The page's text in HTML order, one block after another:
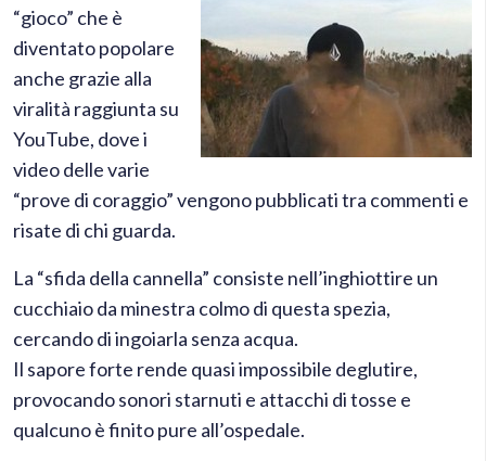
“gioco” che è
diventato popolare
anche grazie alla
viralità raggiunta su
YouTube, dove i
video delle varie
“prove di coraggio” vengono pubblicati tra commenti e
risate di chi guarda.
La “sfida della cannella” consiste nell’inghiottire un
cucchiaio da minestra colmo di questa spezia,
cercando di ingoiarla senza acqua.
Il sapore forte rende quasi impossibile deglutire,
provocando sonori starnuti e attacchi di tosse e
qualcuno è finito pure all’ospedale.